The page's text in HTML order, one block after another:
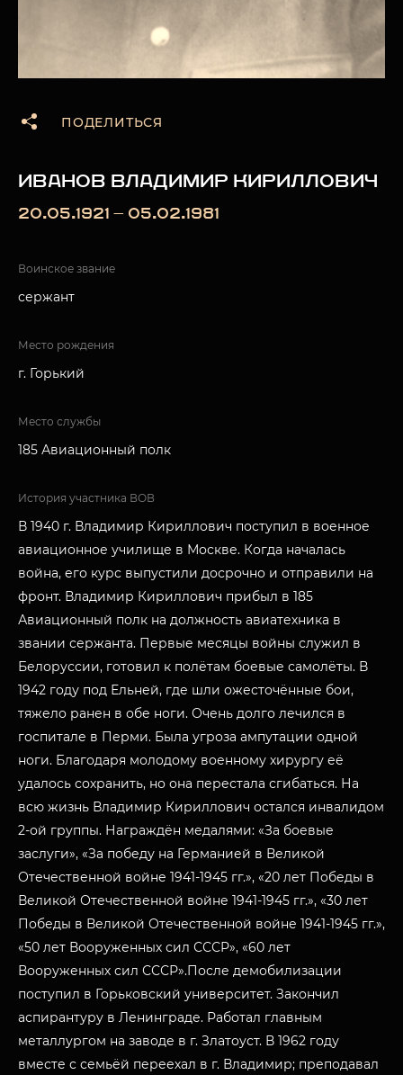
ПОДЕЛИТЬСЯ
ИВАНОВ ВЛАДИМИР КИРИЛЛОВИЧ
20.05.1921 — 05.02.1981
Воинское звание
сержант
Место рождения
г. Горький
Место службы
185 Авиационный полк
История участника ВОВ
В 1940 г. Владимир Кириллович поступил в военное
авиационное училище в Москве. Когда началась
война, его курс выпустили досрочно и отправили на
фронт. Владимир Кириллович прибыл в 185
Авиационный полк на должность авиатехника в
звании сержанта. Первые месяцы войны служил в
Белоруссии, готовил к полётам боевые самолёты. В
1942 году под Ельней, где шли ожесточённые бои,
тяжело ранен в обе ноги. Очень долго лечился в
госпитале в Перми. Была угроза ампутации одной
ноги. Благодаря молодому военному хирургу её
удалось сохранить, но она перестала сгибаться. На
всю жизнь Владимир Кириллович остался инвалидом
2-ой группы. Награждён медалями: «За боевые
заслуги», «За победу на Германией в Великой
Отечественной войне 1941-1945 гг.», «20 лет Победы в
Великой Отечественной войне 1941-1945 гг.», «30 лет
Победы в Великой Отечественной войне 1941-1945 гг.»,
«50 лет Вооруженных сил СССР», «60 лет
Вооруженных сил СССР».После демобилизации
поступил в Горьковский университет. Закончил
аспирантуру в Ленинграде. Работал главным
металлургом на заводе в г. Златоуст. В 1962 году
вместе с семьёй переехал в г. Владимир; преподавал